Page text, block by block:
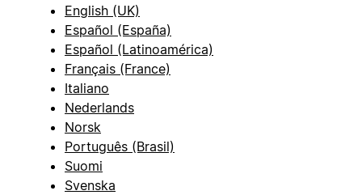
English (UK)
Español (España)
Español (Latinoamérica)
Français (France)
Italiano
Nederlands
Norsk
Português (Brasil)
Suomi
Svenska